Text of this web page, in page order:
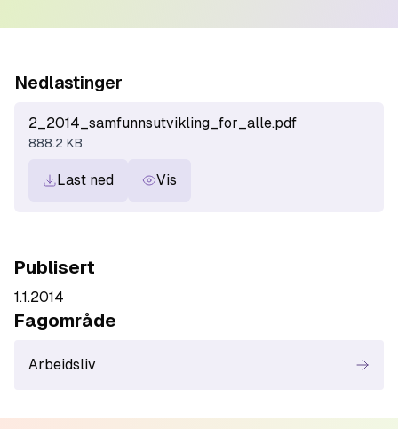
Nedlastinger
2_2014_samfunnsutvikling_for_alle.pdf
888.2 KB
Last ned Vis
Publisert
1.1.2014
Fagområde
Arbeidsliv